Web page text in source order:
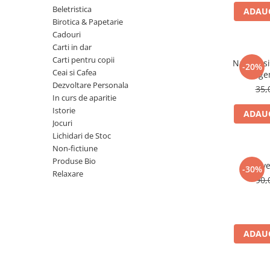
Numerologie
Paranormal
Parapsihologie
ReConnect
ScienceConnection
SelfConnect
Beletristica
Birotica & Papetarie
Cadouri
Carti in dar
Carti pentru copii
Ceai si Cafea
Dezvoltare Personala
In curs de aparitie
Istorie
Jocuri
Lichidari de Stoc
Non-fictiune
Produse Bio
Relaxare
-20%
Natura
-30%